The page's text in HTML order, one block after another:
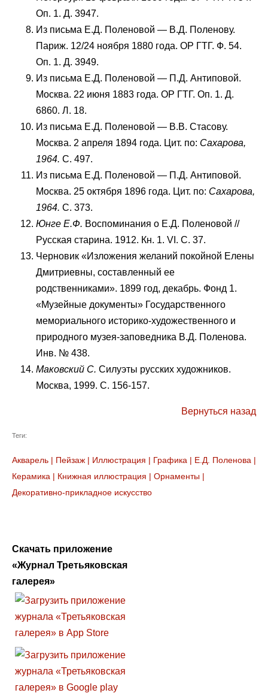
Оп. 1. Д. 3947.
Из письма Е.Д. Поленовой — В.Д. Поленову.
Париж. 12/24 ноября 1880 года. ОР ГТГ. Ф. 54.
Оп. 1. Д. 3949.
Из письма Е.Д. Поленовой — П.Д. Антиповой.
Москва. 22 июня 1883 года. ОР ГТГ. Оп. 1. Д.
6860. Л. 18.
Из письма Е.Д. Поленовой — В.В. Стасову.
Москва. 2 апреля 1894 года. Цит. по: Сахарова,
1964. С. 497.
Из письма Е.Д. Поленовой — П.Д. Антиповой.
Москва. 25 октября 1896 года. Цит. по: Сахарова,
1964. С. 373.
Юнге Е.Ф. Воспоминания о Е.Д. Поленовой //
Русская старина. 1912. Кн. 1. VI. С. 37.
Черновик «Изложения желаний покойной Елены
Дмитриевны, составленный ее
родственниками». 1899 год, декабрь. Фонд 1.
«Музейные документы» Государственного
мемориального историко-художественного и
природного музея-заповедника В.Д. Поленова.
Инв. № 438.
Маковский С. Силуэты русских художников.
Москва, 1999. С. 156-157.
Вернуться назад
Теги:
Акварель | Пейзаж | Иллюстрация | Графика | Е.Д. Поленова |
Керамика | Книжная иллюстрация | Орнаменты |
Декоративно-прикладное искусство
Скачать приложение
«Журнал Третьяковская
галерея»